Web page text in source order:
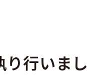
行いまし